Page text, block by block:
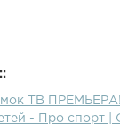
ТВ
- Про спорт |